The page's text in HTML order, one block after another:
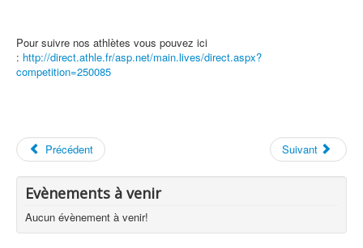
Pour suivre nos athlètes vous pouvez ici
: http://direct.athle.fr/asp.net/main.lives/direct.aspx?
competition=250085
Précédent Suivant
Evènements à venir
Aucun évènement à venir!